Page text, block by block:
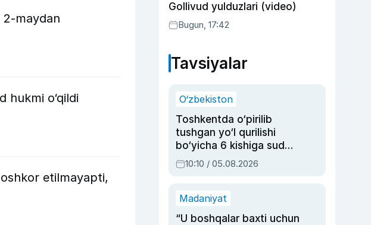
maydan
hukmi o‘qildi
etilmayapti,
Gollivud yulduzlari (video)
Bugun, 17:42
Tavsiyalar
O‘zbekiston
Toshkentda o‘pirilib
tushgan yo‘l qurilishi
bo‘yicha 6 kishiga sud
hukmi o‘qildi
10:10 / 05.08.2026
Madaniyat
“U boshqalar baxti uchun